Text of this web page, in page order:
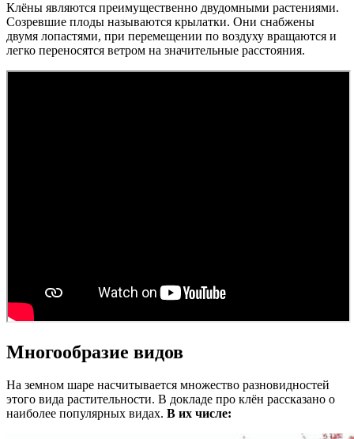
Клёны являются преимущественно двудомными растениями.
Созревшие плоды называются крылатки. Они снабжены
двумя лопастями, при перемещении по воздуху вращаются и
легко переносятся ветром на значительные расстояния.
Многообразие видов
На земном шаре насчитывается множество разновидностей
этого вида растительности. В докладе про клён рассказано о
наиболее популярных видах. В их числе: